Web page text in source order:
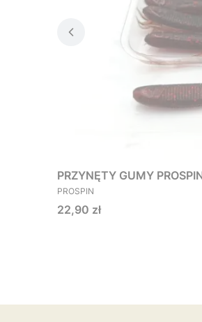
PRZYNĘTY GUMY
PRODUCENT
PROSPIN
Cena
22,90 zł